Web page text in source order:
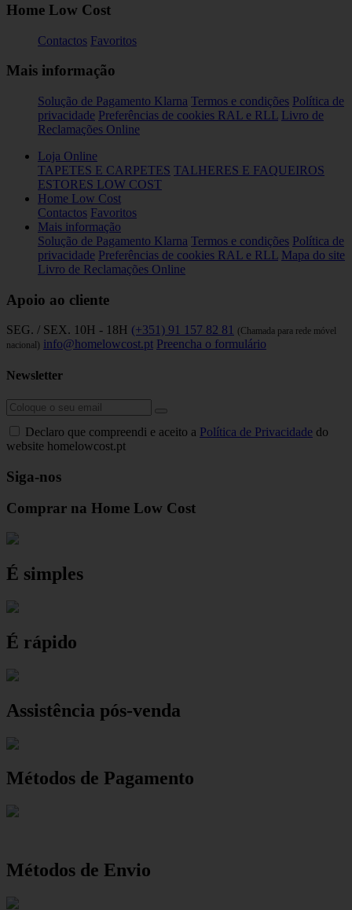
Home Low Cost
Contactos Favoritos
Mais informação
Solução de Pagamento Klarna Termos e condições Política de
privacidade Preferências de cookies RAL e RLL Livro de
Reclamações Online
Loja Online
TAPETES E CARPETES TALHERES E FAQUEIROS
ESTORES LOW COST
Home Low Cost
Contactos Favoritos
Mais informação
Solução de Pagamento Klarna Termos e condições Política de
privacidade Preferências de cookies RAL e RLL Mapa do site
Livro de Reclamações Online
Apoio ao cliente
SEG. / SEX. 10H - 18H (+351) 91 157 82 81 (Chamada para rede móvel
nacional) info@homelowcost.pt Preencha o formulário
Newsletter
Declaro que compreendi e aceito a Política de Privacidade do
website homelowcost.pt
Siga-nos
Comprar na Home Low Cost
É simples
É rápido
Assistência pós-venda
Métodos de Pagamento
Métodos de Envio